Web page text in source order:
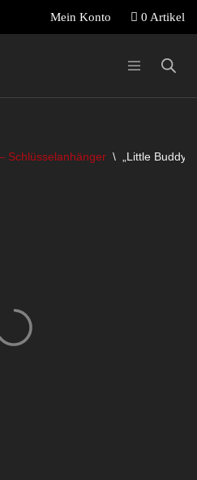
Mein Konto 0 Artikel
Schlüsselanhänger \ „Little Buddy